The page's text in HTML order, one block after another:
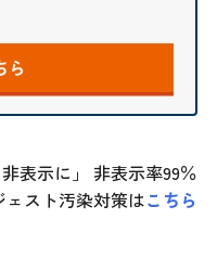
ら
表示に」 非表示率99％
ェスト汚染対策はこちら